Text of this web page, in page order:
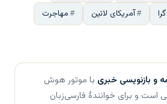
آمریکای لاتین
مهاجرت
و بازنویسی خبری با موتور هوش
است و برای خوانندهٔ فارسی‌زبان